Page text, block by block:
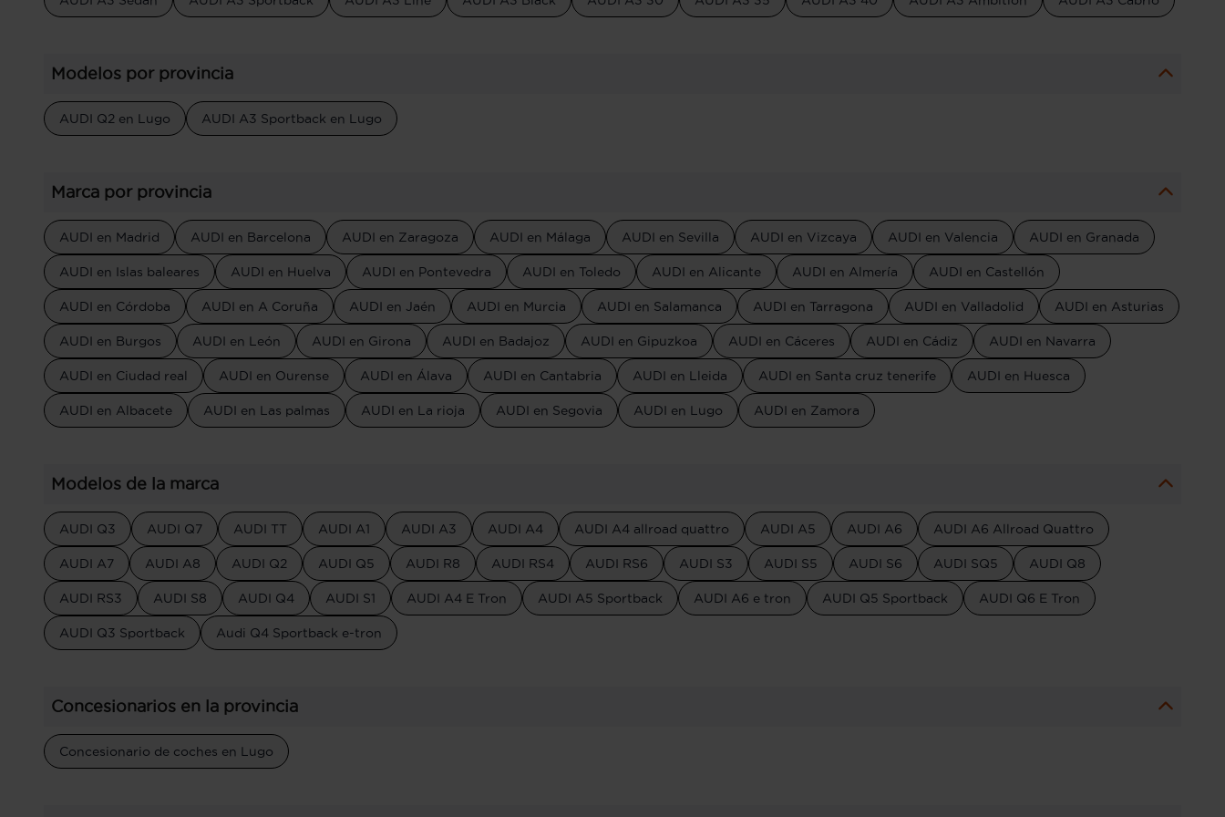
Modelos por provincia
AUDI Q2 en Lugo AUDI A3 Sportback en Lugo
Marca por provincia
AUDI en Madrid AUDI en Barcelona AUDI en Zaragoza AUDI en Málaga AUDI en Sevilla AUDI en Vizcaya AUDI en Valencia AUDI en Granada
AUDI en Islas baleares AUDI en Huelva AUDI en Pontevedra AUDI en Toledo AUDI en Alicante AUDI en Almería AUDI en Castellón
AUDI en Córdoba AUDI en A Coruña AUDI en Jaén AUDI en Murcia AUDI en Salamanca AUDI en Tarragona AUDI en Valladolid AUDI en Asturias
AUDI en Burgos AUDI en León AUDI en Girona AUDI en Badajoz AUDI en Gipuzkoa AUDI en Cáceres AUDI en Cádiz AUDI en Navarra
AUDI en Ciudad real AUDI en Ourense AUDI en Álava AUDI en Cantabria AUDI en Lleida AUDI en Santa cruz tenerife AUDI en Huesca
AUDI en Albacete AUDI en Las palmas AUDI en La rioja AUDI en Segovia AUDI en Lugo AUDI en Zamora
Modelos de la marca
AUDI Q3 AUDI Q7 AUDI TT AUDI A1 AUDI A3 AUDI A4 AUDI A4 allroad quattro AUDI A5 AUDI A6 AUDI A6 Allroad Quattro
AUDI A7 AUDI A8 AUDI Q2 AUDI Q5 AUDI R8 AUDI RS4 AUDI RS6 AUDI S3 AUDI S5 AUDI S6 AUDI SQ5 AUDI Q8
AUDI RS3 AUDI S8 AUDI Q4 AUDI S1 AUDI A4 E Tron AUDI A5 Sportback AUDI A6 e tron AUDI Q5 Sportback AUDI Q6 E Tron
AUDI Q3 Sportback Audi Q4 Sportback e-tron
Concesionarios en la provincia
Concesionario de coches en Lugo